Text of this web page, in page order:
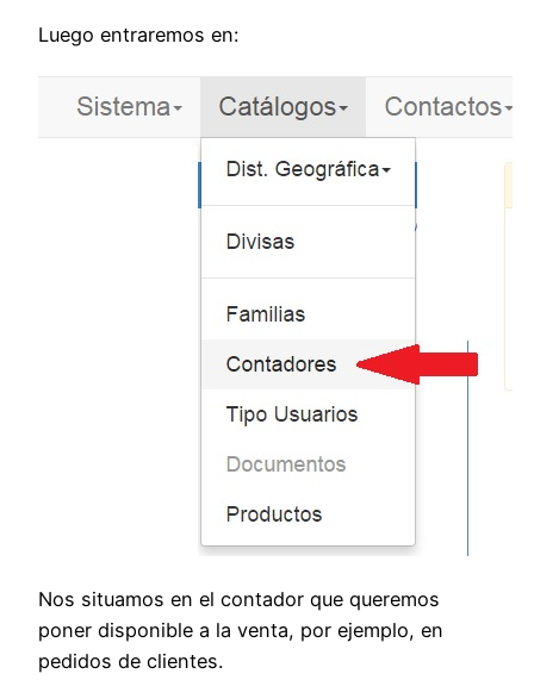
Luego entraremos en:
Nos situamos en el contador que queremos
poner disponible a la venta, por ejemplo, en
pedidos de clientes.